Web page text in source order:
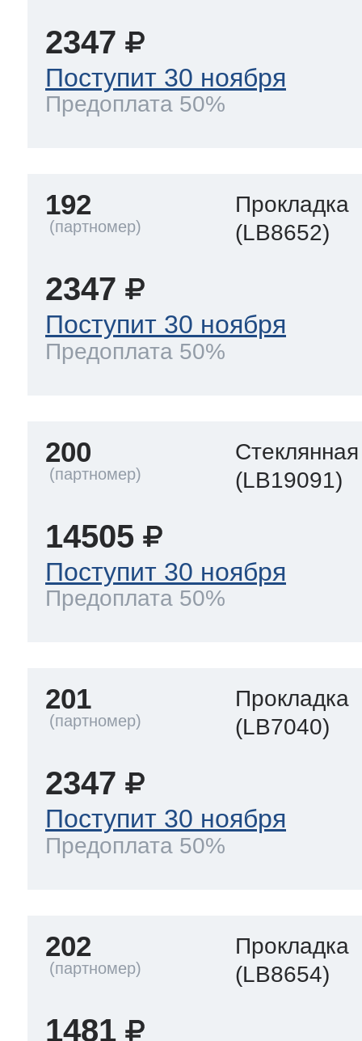
2347
Поступит 30 ноября
Предоплата 50%
192
Прокладка
(LB8652)
2347
Поступит 30 ноября
Предоплата 50%
200
(LB19091)
14505
Поступит 30 ноября
Предоплата 50%
201
Прокладка
(LB7040)
2347
Поступит 30 ноября
Предоплата 50%
202
Прокладка
(LB8654)
1481